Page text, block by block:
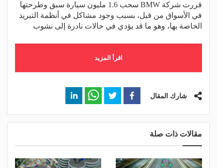
قررت شركة BMW سحب 1.6 مليون سيارة سبق وطرحتها
في الأسواق من قبل، بسبب وجود مشاكل في أنظمة التبريد
الخاصة بها، وهو ما قد يؤدي في حالات نادرة إلى نشوب
اقرأ المزيد
شارك المقال
مقالات ذات صلة